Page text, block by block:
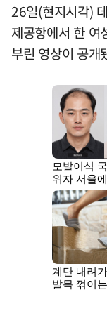
26일(현지시각)
제공항에서 한 여
부린 영상이 공개